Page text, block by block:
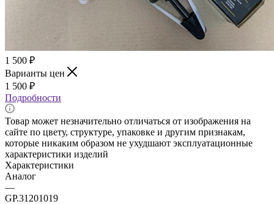
1 500 ₽
Варианты цен
1 500 ₽
Подробности
Товар может незначительно отличаться от изображения на
сайте по цвету, структуре, упаковке и другим признакам,
которые никаким образом не ухудшают эксплуатационные
характеристики изделий
Характеристики
Аналог
—
GP.31201019